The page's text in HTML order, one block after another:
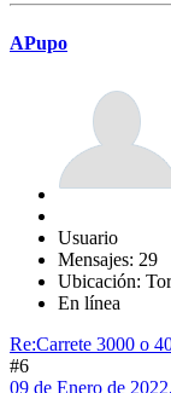
APupo
Usuario
Mensajes: 29
Ubicación:
En línea
Re:Carrete 3000 o
#6
09 de Enero de